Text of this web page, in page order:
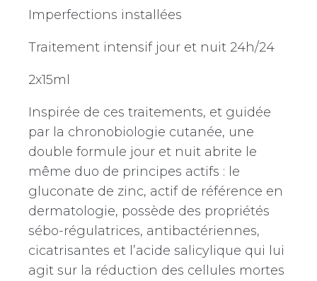
Imperfections installées
Traitement intensif jour et nuit 24h/24
2x15ml
Inspirée de ces traitements, et guidée
par la chronobiologie cutanée, une
double formule jour et nuit abrite le
même duo de principes actifs : le
gluconate de zinc, actif de référence en
dermatologie, possède des propriétés
sébo-régulatrices, antibactériennes,
cicatrisantes et l’acide salicylique qui lui
agit sur la réduction des cellules mortes